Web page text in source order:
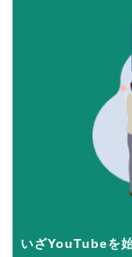
いざYouTubeを